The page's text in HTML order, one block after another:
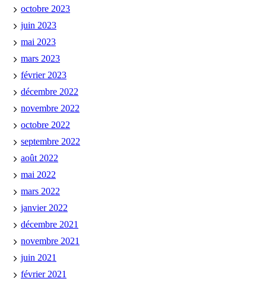
octobre 2023
juin 2023
mai 2023
mars 2023
février 2023
décembre 2022
novembre 2022
octobre 2022
septembre 2022
août 2022
mai 2022
mars 2022
janvier 2022
décembre 2021
novembre 2021
juin 2021
février 2021